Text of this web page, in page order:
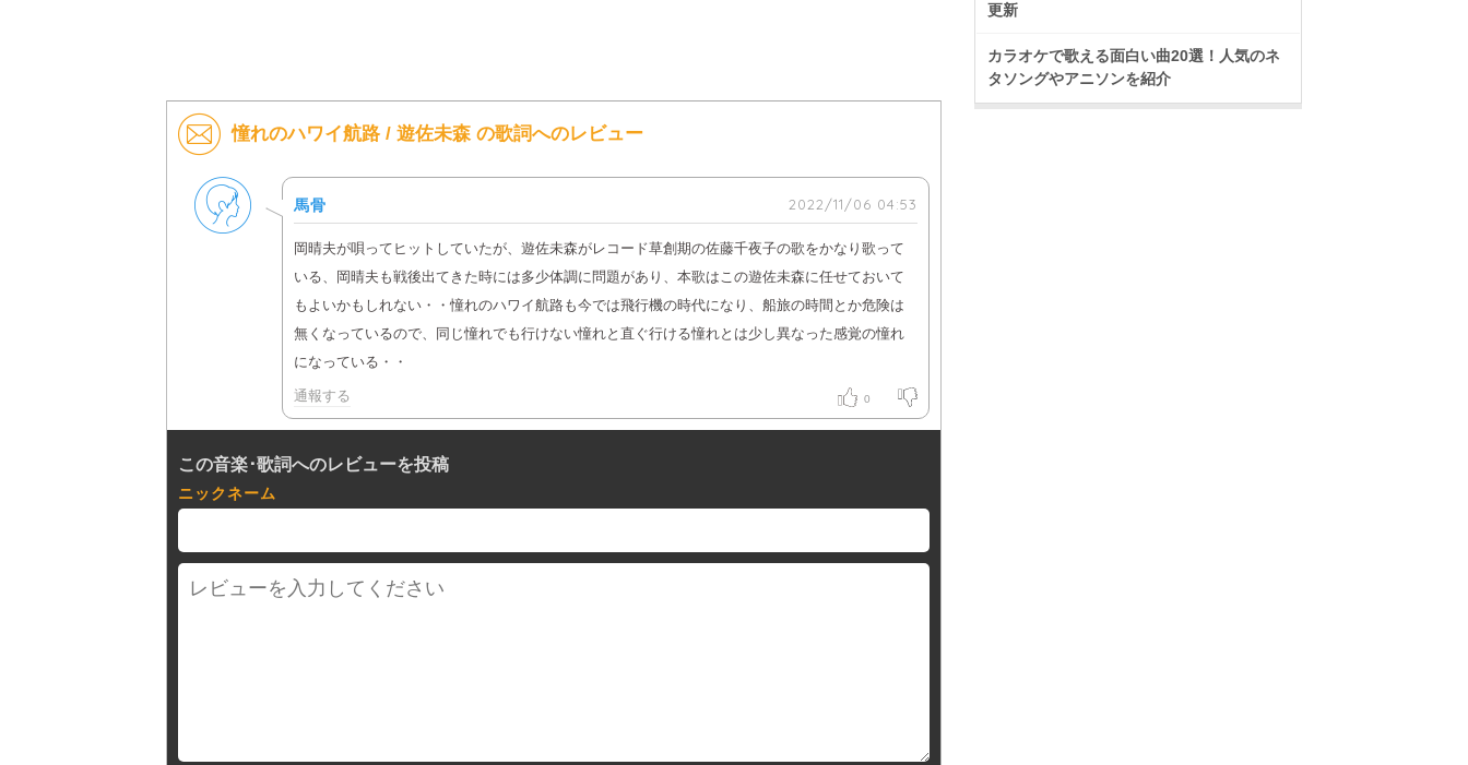
憧れのハワイ航路 / 遊佐未森 の歌詞へのレビュー
男性
馬骨 2022/11/06 04:53
岡晴夫が唄ってヒットしていたが、遊佐未森がレコード草創期の佐藤千夜子の歌をかなり歌って
いる、岡晴夫も戦後出てきた時には多少体調に問題があり、本歌はこの遊佐未森に任せておいて
もよいかもしれない・・憧れのハワイ航路も今では飛行機の時代になり、船旅の時間とか危険は
無くなっているので、同じ憧れでも行けない憧れと直ぐ行ける憧れとは少し異なった感覚の憧れ
になっている・・
通報する 0
この音楽･歌詞へのレビューを投稿
ニックネーム
更新
カラオケで歌える面白い曲20選！人気のネ
タソングやアニソンを紹介